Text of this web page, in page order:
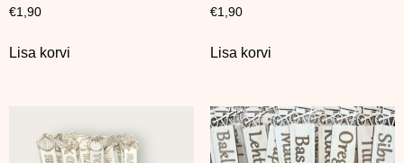
€1,90
Lisa korvi
€1,90
Lisa korvi